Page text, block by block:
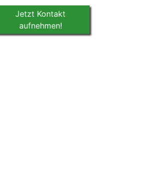
Jetzt Kontakt
aufnehmen!